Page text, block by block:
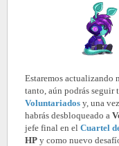
Estaremos actualizando
tanto, aún podrás seguir
Voluntariados y, una
habrás desbloqueado a
jefe final en el Cuartel
HP y como nuevo